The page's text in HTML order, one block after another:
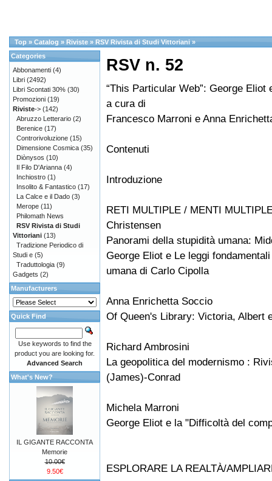
Top » Catalog » Riviste » RSV Rivista di Studi Vittoriani »
RSV n. 52
“This Particular Web”: George Eliot
a cura di
Francesco Marroni e Anna
Contenuti
Introduzione
RETI MULTIPLE / MENTI
Christensen
Panorami della stupidità umana:
George Eliot e Le leggi
umana di Carlo Cipolla
Anna Enrichetta Soccio
Of Queen's Library: Victoria, Albert
Richard Ambrosini
La geopolitica del modernismo :
(James)-Conrad
Michela Marroni
George Eliot e la "Difficoltà del
ESPLORARE LA REALTÀ/
Categories
Abbonamenti (4)
Libri (2492)
Libri Scontati 30% (30)
Promozioni (19)
Riviste-> (142)
Abruzzo Letterario (2)
Berenice (17)
Controrivoluzione (15)
Dimensione Cosmica (35)
Diònysos (10)
Il Filo D'Arianna (4)
Inchiostro (1)
Insolito & Fantastico (17)
La Calce e il Dado (3)
Merope (11)
Philomath News
RSV Rivista di Studi
Vittoriani (13)
Tradizione Periodico di
Studi e (5)
Traduttologia (9)
Gadgets (2)
Manufacturers
Quick Find
Use keywords to find the
product you are looking for.
Advanced Search
What's New?
IL GIGANTE RACCONTA
Memorie
10.00€
9.50€